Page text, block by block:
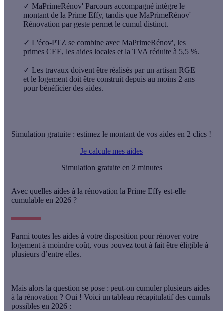
✓ MaPrimeRénov' Parcours accompagné intègre le
montant de la Prime Effy, tandis que MaPrimeRénov'
Rénovation par geste permet le cumul distinct.
✓ L'éco-PTZ se combine avec MaPrimeRénov', les
primes CEE, les aides locales et la TVA réduite à 5,5 %.
✓ Les travaux doivent être réalisés par un artisan RGE
et le logement doit être construit depuis au moins 2 ans
pour bénéficier des aides.
Simulation gratuite : estimez le montant de vos aides en 2 clics !
Je calcule mes aides
Simulation gratuite en 2 minutes
Avec quelles aides à la rénovation la Prime Effy est-elle
cumulable en 2026 ?
Parmi toutes les aides à votre disposition pour rénover votre
logement à moindre coût, vous pouvez tout à fait être éligible à
plusieurs d’entre elles.
Mais alors la question se pose : peut-on cumuler plusieurs aides
à la rénovation ? Oui ! Voici un tableau récapitulatif des cumuls
possibles en 2026 :